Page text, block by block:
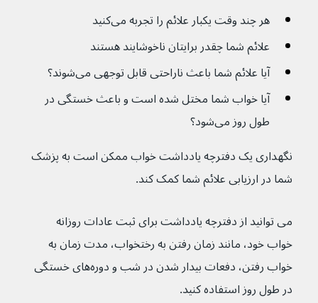
هر چند وقت یکبار علائم را تجربه می‌کنید
علائم شما چقدر برایتان ناخوشایند هستند
آیا علائم شما باعث ناراحتی قابل توجهی می‌شوند؟
آیا خواب شما مختل شده است و باعث خستگی در
طول روز می‌شود؟
نگهداری یک دفترچه یادداشت خواب ممکن است به پزشک
شما در ارزیابی علائم شما کمک کند.
می توانید از دفترچه یادداشت برای ثبت عادات روزانه
خواب خود، مانند زمان رفتن به رختخواب، مدت زمان به
خواب رفتن، دفعات بیدار شدن در شب و دوره‌های خستگی
در طول روز استفاده کنید.